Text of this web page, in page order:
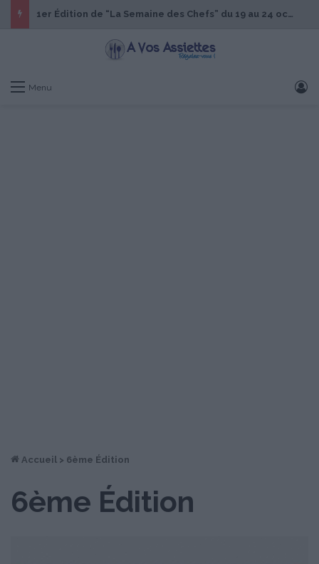
1er Édition de “La Semaine des Chefs” du 19 au 24 octobre 2026
Menu
Accueil > 6ème Édition
6ème Édition